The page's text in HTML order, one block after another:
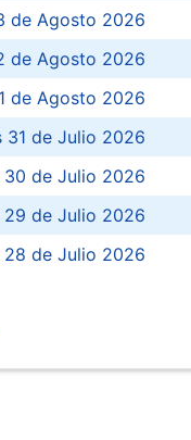
de Agosto 2026
de Agosto 2026
de Agosto 2026
31 de Julio 2026
30 de Julio 2026
29 de Julio 2026
28 de Julio 2026